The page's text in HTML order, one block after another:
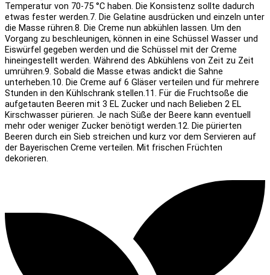
Temperatur von 70-75 °C haben. Die Konsistenz sollte dadurch
etwas fester werden.7. Die Gelatine ausdrücken und einzeln unter
die Masse rühren.8. Die Creme nun abkühlen lassen. Um den
Vorgang zu beschleunigen, können in eine Schüssel Wasser und
Eiswürfel gegeben werden und die Schüssel mit der Creme
hineingestellt werden. Während des Abkühlens von Zeit zu Zeit
umrühren.9. Sobald die Masse etwas andickt die Sahne
unterheben.10. Die Creme auf 6 Gläser verteilen und für mehrere
Stunden in den Kühlschrank stellen.11. Für die Fruchtsoße die
aufgetauten Beeren mit 3 EL Zucker und nach Belieben 2 EL
Kirschwasser pürieren. Je nach Süße der Beere kann eventuell
mehr oder weniger Zucker benötigt werden.12. Die pürierten
Beeren durch ein Sieb streichen und kurz vor dem Servieren auf
der Bayerischen Creme verteilen. Mit frischen Früchten
dekorieren.